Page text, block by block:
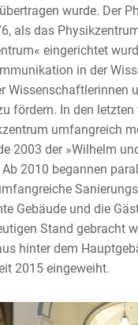
wurde. Der
als das
eingerichtet
in der
Wissenschaftlerinnen
fördern. In den
umfangreich
2003 der »Wilhelm
2010 begannen
Gebäude und die
Stand gebracht
hinter dem
2015 eingeweiht.